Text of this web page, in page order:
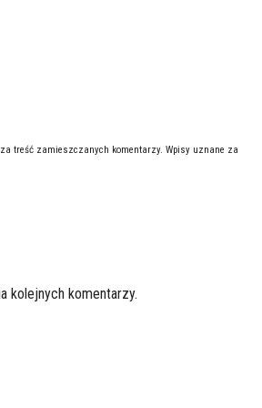
treść zamieszczanych komentarzy. Wpisy uznane za
kolejnych komentarzy.